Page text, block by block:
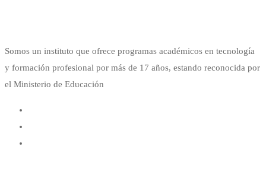
Somos un instituto que ofrece programas académicos en tecnología
y formación profesional por más de 17 años, estando reconocida por
el Ministerio de Educación